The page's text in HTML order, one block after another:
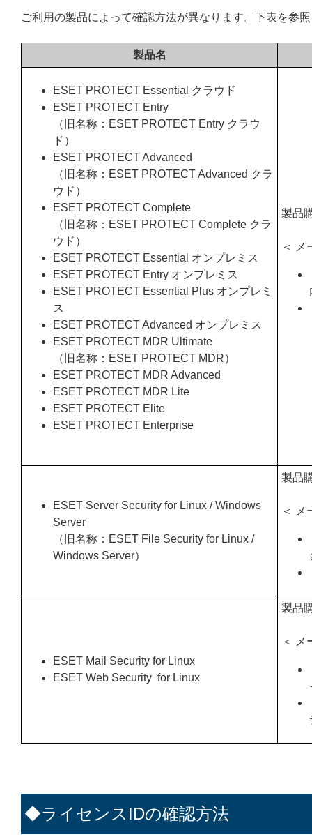
ご利用の製品によって確認方法が異なります。下表を参
製品名
ESET PROTECT Essential クラウド
ESET PROTECT Entry
（旧名称：ESET PROTECT Entry クラウ
ド）
ESET PROTECT Advanced
（旧名称：ESET PROTECT Advanced クラ
ウド）
ESET PROTECT Complete
（旧名称：ESET PROTECT Complete クラ
ウド）
ESET PROTECT Essential オンプレミス
ESET PROTECT Entry オンプレミス
ESET PROTECT Essential Plus オンプレミ
ス
ESET PROTECT Advanced オンプレミス
ESET PROTECT MDR Ultimate
（旧名称：ESET PROTECT MDR）
ESET PROTECT MDR Advanced
ESET PROTECT MDR Lite
ESET PROTECT Elite
ESET PROTECT Enterprise
製品
＜ メ
ESET Server Security for Linux / Windows
Server
（旧名称：ESET File Security for Linux /
Windows Server）
製品
＜ メ
ESET Mail Security for Linux
ESET Web Security for Linux
製品
＜ メ
◆ライセンスIDの確認方法